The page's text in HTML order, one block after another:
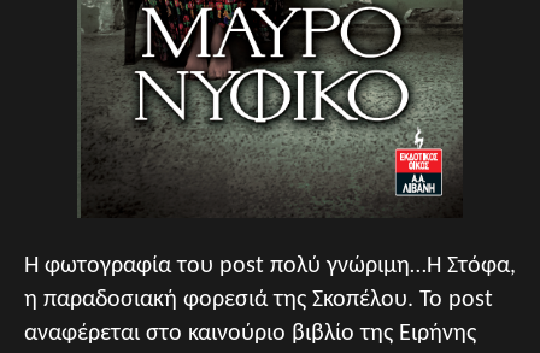
H φωτογραφία του post πολύ γνώριμη…H Στόφα,
η παραδοσιακή φορεσιά της Σκοπέλου. Το post
αναφέρεται στο καινούριο βιβλίο της Ειρήνης